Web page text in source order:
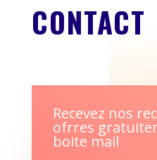
CONTACT
Recevez nos
ofrres
boite mail